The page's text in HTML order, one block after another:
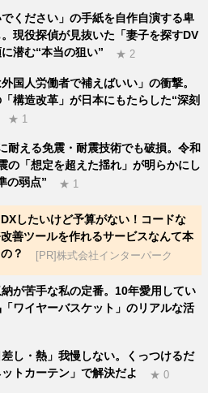
でください」の手紙を自作自演する卑
現役探偵が見抜いた「妻子を探すDV
潜む“本当の狙い”
★ 2
外国人労働者で補えばいい」の衝撃。
構造改革」が日本にもたらした“深刻
★ 1
耐える免震・耐震技術でも破損。令和
の「想定を超えた揺れ」が明らかにし
の弱点”
★ 1
したいけど予算がない！コードな
善ツールを作れるサービスなんて本
？
[PR]株式会社インターパーク
が苦手な私の定番。10年愛用してい
ワイヤーバスケット」のリアルな活
し・熱」我慢しない。くっつけるだ
トカーテン」で解決だよ
★ 0